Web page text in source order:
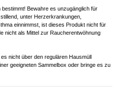
Bewahre es unzugänglich für
unter Herzerkrankungen,
einnimmst, ist dieses Produkt nicht für
nicht als Mittel zur Raucherentwöhnung
nicht über den regulären Hausmüll
geeigneten Sammelbox oder bringe es zu